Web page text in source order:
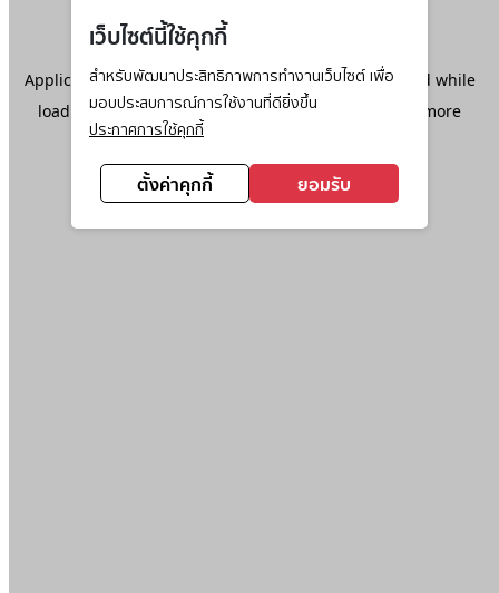
เว็บไซต์นี้ใช้คุกกี้
สำหรับพัฒนาประสิทธิภาพการทำงานเว็บไซต์ เพื่อ
มอบประสบการณ์การใช้งานที่ดียิ่งขึ้น
ประกาศการใช้คุกกี้
ตั้งค่าคุกกี้ ยอมรับ
Application error: aclient-side exception has occurred while
loadingwww.ktc.co.th(see the browser console
for more
information).